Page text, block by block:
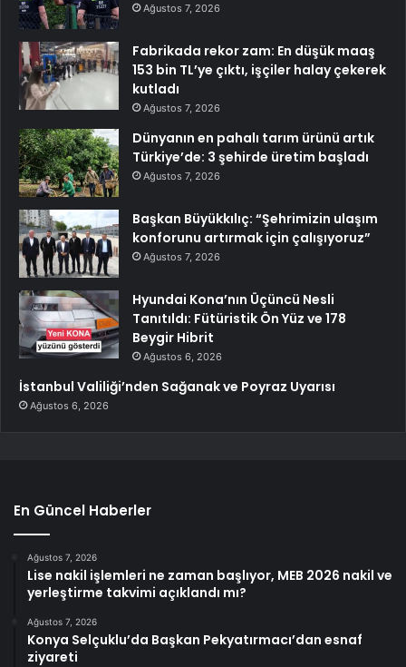
Ağustos 7, 2026
Fabrikada rekor zam: En düşük maaş
153 bin TL’ye çıktı, işçiler halay çekerek
kutladı
Ağustos 7, 2026
Dünyanın en pahalı tarım ürünü artık
Türkiye’de: 3 şehirde üretim başladı
Ağustos 7, 2026
Başkan Büyükkılıç: “Şehrimizin ulaşım
konforunu artırmak için çalışıyoruz”
Ağustos 7, 2026
Hyundai Kona’nın Üçüncü Nesli
Tanıtıldı: Fütüristik Ön Yüz ve 178
Beygir Hibrit
Ağustos 6, 2026
İstanbul Valiliği’nden Sağanak ve Poyraz Uyarısı
Ağustos 6, 2026
En Güncel Haberler
Ağustos 7, 2026
Lise nakil işlemleri ne zaman başlıyor, MEB 2026 nakil ve
yerleştirme takvimi açıklandı mı?
Ağustos 7, 2026
Konya Selçuklu’da Başkan Pekyatırmacı’dan esnaf
ziyareti